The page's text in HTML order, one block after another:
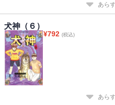
あら
犬神（６）
¥792 (税込)
あら